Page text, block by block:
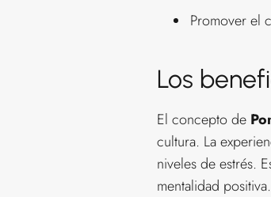
Promover el
Los
El concepto de
cultura. La
niveles de estrés.
mentalidad positiva.